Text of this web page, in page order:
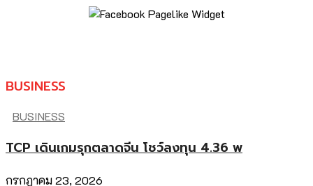
BUSINESS
BUSINESS
TCP เดินเกมรุกตลาดจีน โชว์ลงทุน 4.36 พ
กรกฎาคม 23, 2026